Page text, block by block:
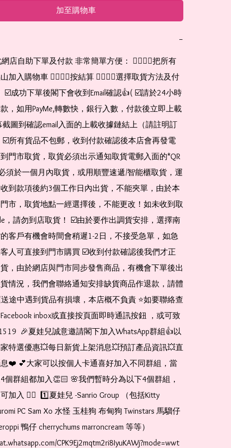
加至購物車
−
店自助下單及付款 非常簡單方便： 👉🏻👉🏻把所有
加入購物車 👉🏻👉🏻按結算 👉🏻👉🏻選擇取貨方法及付
☑️成功下單後閣下會收到Email確認👍( ☑️請於24小時
，如用PayMe,轉數快，銀行入數，付款後立即上載
圖到確認email入面的上載收據鏈結上（請註明訂
☑️所有貨品不包郵，收到付款確認後本店會再發電
門市取貨，取貨必須出示通知取貨電郵入面的*QR
須於一個月內取貨，或用順豐速遞/智能櫃取貨，運
到款項後約3個工作日內出貨，不能夾單，由於本
市，取貨地點一經選擇後，不能更改！如未收到取
，請勿到店取貨！ ☑️由於要作出調貨安排，選擇南
客戶有機會時間會稍遲1-2日，不接受急單，如急
人可直接到門市購買 ☑️收到付款確認後我們才正
，由於網店與門市同步發售商品，有機會下單後出
情況，我們會聯絡通知安排缺貨商品作退款，請體
途中遇到貨品有損壞，本店概不負責 ⭐️如要聯絡查
inbox或直接按頁面即時通訊按鈕 ，或可致
🎉夏娃兒誠意邀請閣下加入WhatsApp群組👍以
特選優惠💥每日新貨上架消息💥預訂產品資訊💥直
❤️ 💕大家可以按個人卡通喜好加入不同群組，當
個群組都加入👏🏻 🌸我們暫時分為以下4個群組，
加入 👇🏻  1️⃣夏娃兒 -Sanrio Group （包括Kitty
PC Sam Xo 水怪 玉桂狗 布甸狗 Twinstars 馬騮仔
鴨仔 cherrychums marroncream 等等）
CPK9Ej2mqtm2ri8IyuKAWj?mode=wwt